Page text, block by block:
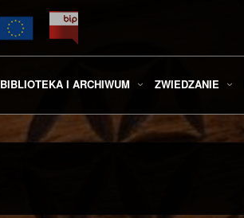
BIBLIOTEKA I ARCHIWUM ZWIEDZANIE